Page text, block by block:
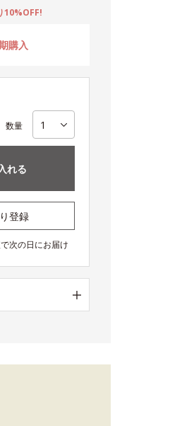
購入
10%OFF!
数量
れる
登録
次の日にお届け